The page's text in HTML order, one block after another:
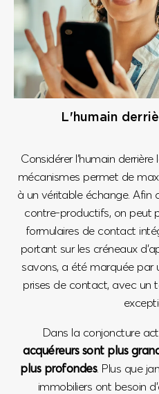
L'humain
Considérer l’humain
mécanismes permet de
à un véritable échange. Afin
contre-productifs, on peut
formulaires de contact
portant sur les créneaux
savons, a été marquée par
prises de contact, avec un
Dans la conjoncture
acquéreurs sont plus
plus profondes. Plus que
immobiliers ont besoin